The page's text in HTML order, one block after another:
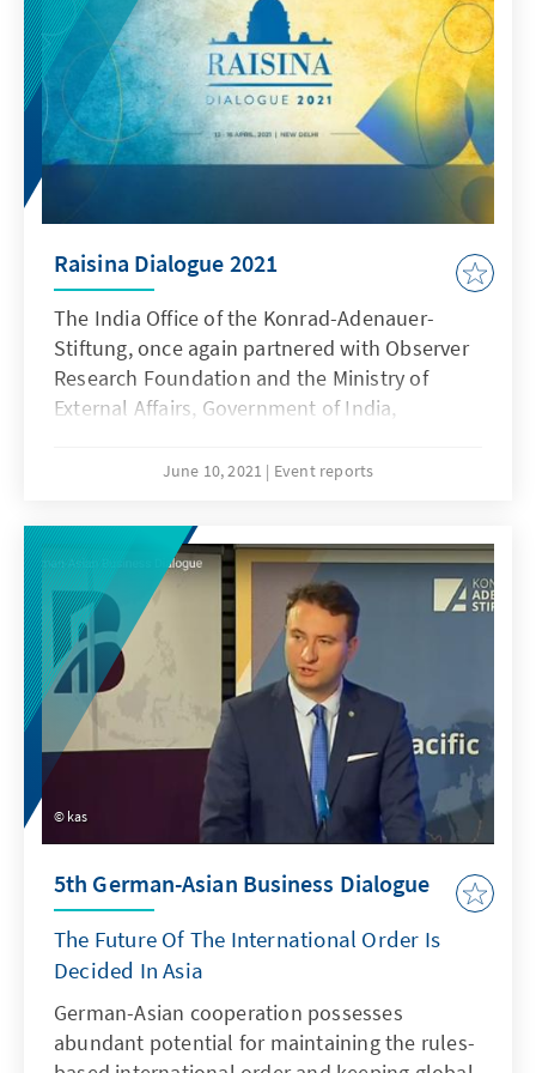
Raisina Dialogue 2021
The India Office of the Konrad-Adenauer-
Stiftung, once again partnered with Observer
Research Foundation and the Ministry of
External Affairs, Government of India,
RAISINA Dialogue 2021 which is India’s
economics committed to addressing the most
challenging issues facing the global
community.
June 10, 2021 Event reports
kas
5th German-Asian Business Dialogue
The Future Of The International Order Is
Decided In Asia
German-Asian cooperation possesses
abundant potential for maintaining the rules-